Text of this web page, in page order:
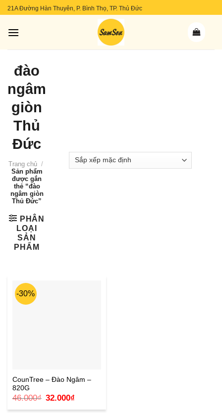
Skip
content
21A Đường Hàn Thuyên, P. Bình Thọ, TP. Thủ Đức
đào
ngâm
giòn
Thủ
Đức
Trang chủ /
Sản phẩm
được gắn
thẻ “đào
ngâm giòn
Thủ Đức”
PHÂN
LOẠI
SẢN
PHẨM
-30%
CounTree – Đào Ngâm –
820G
46.000₫ Giá
gốc
là:
32.000₫Giá
tại